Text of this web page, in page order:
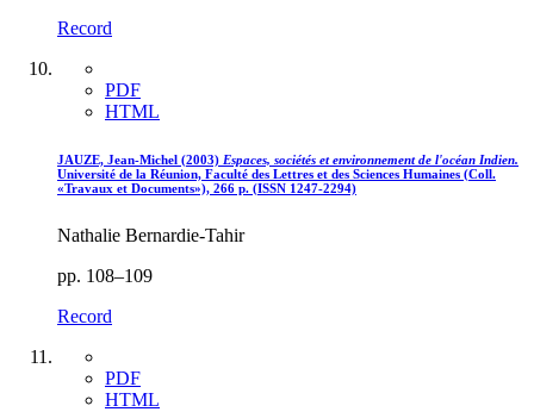
Record
PDF
HTML
JAUZE, Jean-Michel (2003) Espaces, sociétés et environnement de l'océan Indien.
Université de la Réunion, Faculté des Lettres et des Sciences Humaines (Coll.
«Travaux et Documents»), 266 p. (ISSN 1247-2294)
Nathalie Bernardie-Tahir
pp. 108–109
Record
PDF
HTML